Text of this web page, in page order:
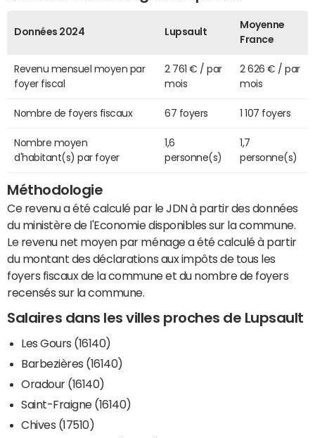
Données 2024 Lupsault
Moyenne
France
Revenu mensuel moyen par
foyer fiscal
2 761 € / par
mois
2 626 € / par
mois
Nombre de foyers fiscaux 67 foyers 1 107 foyers
Nombre moyen
d'habitant(s) par foyer
1,6
personne(s)
1,7
personne(s)
Méthodologie
Ce revenu a été calculé par le JDN à partir des données
du ministère de l'Economie disponibles sur la commune.
Le revenu net moyen par ménage a été calculé à partir
du montant des déclarations aux impôts de tous les
foyers fiscaux de la commune et du nombre de foyers
recensés sur la commune.
Salaires dans les villes proches de Lupsault
Les Gours (16140)
Barbezières (16140)
Oradour (16140)
Saint-Fraigne (16140)
Chives (17510)